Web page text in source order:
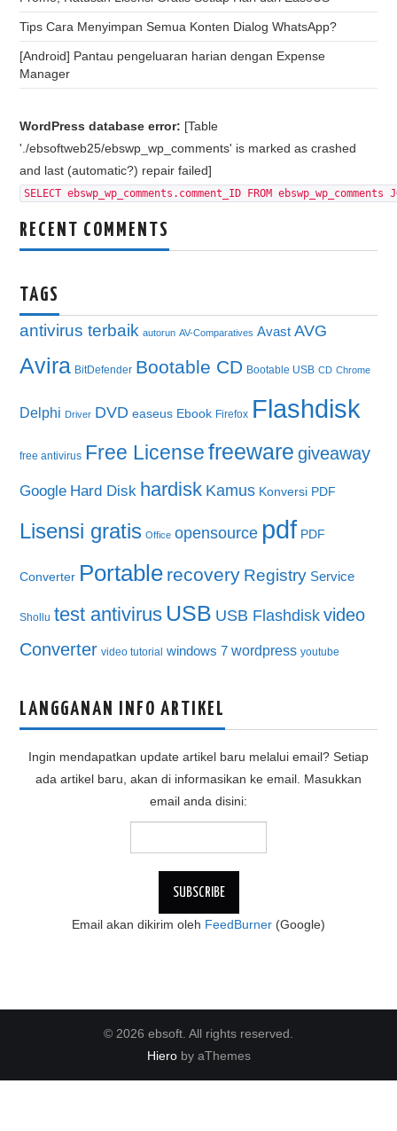
Tips Cara Menyimpan Semua Konten Dialog WhatsApp?
[Android] Pantau pengeluaran harian dengan Expense
Manager
WordPress database error: [Table
'./ebsoftweb25/ebswp_wp_comments' is marked as crashed
and last (automatic?) repair failed]
SELECT ebswp_wp_comments.comment_ID FROM
RECENT COMMENTS
TAGS
antivirus terbaik autorun AV-Comparatives Avast AVG
Avira BitDefender Bootable CD Bootable USB CD Chrome
Delphi Driver DVD easeus Ebook Firefox Flashdisk
free antivirus Free License freeware giveaway
Google Hard Disk hardisk Kamus Konversi PDF
Lisensi gratis Office opensource pdf PDF
Converter Portable recovery Registry Service
Shollu test antivirus USB USB Flashdisk video
Converter video tutorial windows 7 wordpress youtube
LANGGANAN INFO ARTIKEL
Ingin mendapatkan update artikel baru melalui email? Setiap
ada artikel baru, akan di informasikan ke email. Masukkan
email anda disini:
Email akan dikirim oleh FeedBurner (Google)
© 2026 ebsoft. All rights reserved.
Hieroby aThemes